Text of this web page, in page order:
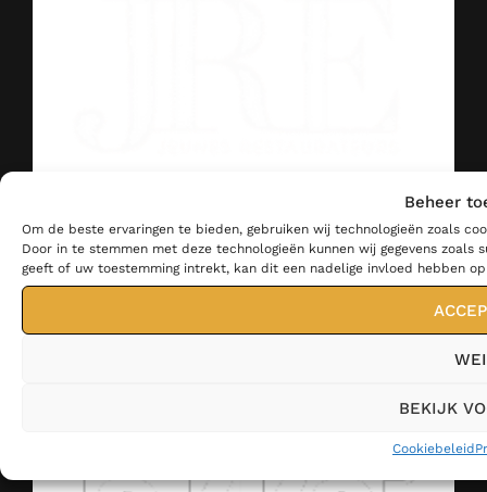
Beheer
Om de beste ervaringen te bieden, gebruiken wij technologieën zoals
Door in te stemmen met deze technologieën kunnen wij gegevens
geeft of uw toestemming intrekt, kan dit een nadelige invloed hebben
BEKIJK
Cookiebeleid